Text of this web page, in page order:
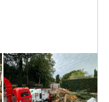
je ferais au
pas à me contacter pour plus de renseignements. Merci